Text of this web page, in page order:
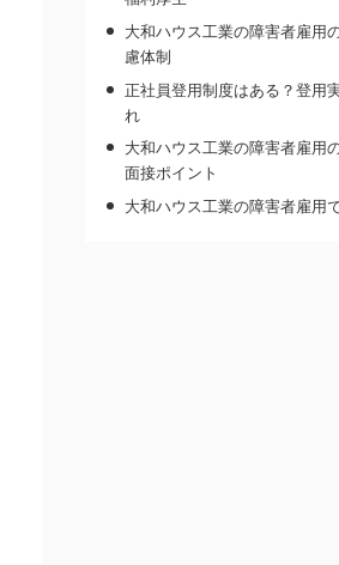
大和ハウス工業の障害者雇用
慮体制
正社員登用制度はある？登用
れ
大和ハウス工業の障害者雇用
面接ポイント
大和ハウス工業の障害者雇用